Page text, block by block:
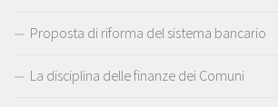
Proposta di riforma del sistema bancario
La disciplina delle finanze dei Comuni